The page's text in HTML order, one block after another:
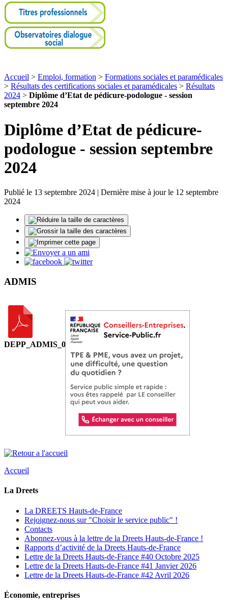
Accueil > Emploi, formation > Formations sociales et paramédicales
> Résultats des certifications sociales et paramédicales > Résultats
2024 > Diplôme d’Etat de pédicure-podologue - session
septembre 2024
Diplôme d’Etat de pédicure-
podologue - session septembre
2024
Publié le 13 septembre 2024 | Dernière mise à jour le 12 septembre
2024
ADMIS
DEPP_ADMIS_0924
Accueil
La Dreets
La DREETS Hauts-de-France
Rejoignez-nous sur "Choisir le service public" !
Contacts
Abonnez-vous à la lettre de la Dreets Hauts-de-France !
Rapports d’activité de la Dreets Hauts-de-France
Lettre de la Dreets Hauts-de-France #40 Octobre 2025
Lettre de la Dreets Hauts-de-France #41 Janvier 2026
Lettre de la Dreets Hauts-de-France #42 Avril 2026
Économie, entreprises